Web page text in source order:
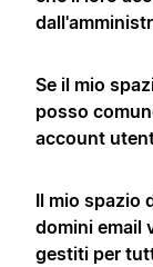
Se il mio
posso
account
Il mio spazio
domini email
gestiti per